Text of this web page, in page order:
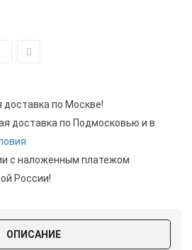
доставка по Москве!
доставка по Подмосковью и в
с наложенным платежом
России!
ОПИСАНИЕ